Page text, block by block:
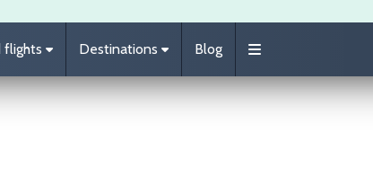
flights Destinations Blog